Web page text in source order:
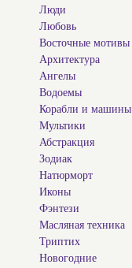
Люди
Любовь
Восточные мотивы
Архитектура
Ангелы
Водоемы
Корабли и машины
Мультики
Абстракция
Зодиак
Натюрморт
Иконы
Фэнтези
Масляная техника
Триптих
Новогодние